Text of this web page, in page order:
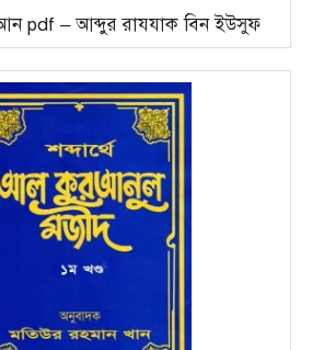
pdf – আব্দুর রাযযাক বিন ইউসুফ